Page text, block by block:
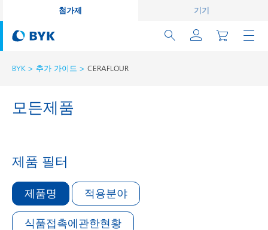
첨가제 기기
BYK 추가 가이드 CERAFLOUR
모든제품
제품 필터
제품명 적용분야
식품접촉에관한현황